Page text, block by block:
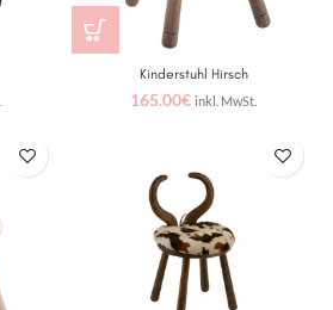
Kinderstuhl Hirsch
165.00€ inkl. MwSt.